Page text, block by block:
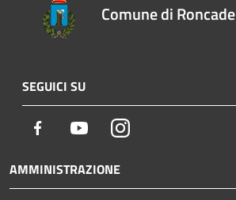
Comune di Roncade
SEGUICI SU
Facebook YoutubeInstagram
AMMINISTRAZIONE